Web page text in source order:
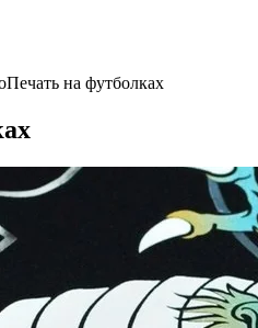
Печать на футболках